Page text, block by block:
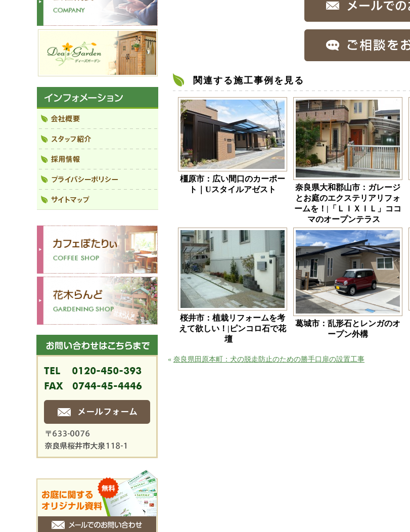
関連する施工事例を見る
橿原市：広い間口のカーポー
ト｜Uスタイルアゼスト
奈良県大和郡山市：ガレージ
とお庭のエクステリアリフォ
ームを！|「ＬＩＸＩＬ」ココ
マのオープンテラス
桜井市：植栽リフォームを考
えて欲しい！|ピンコロ石で花
壇
葛城市：乱形石とレンガのオ
ープン外構
« 奈良県田原本町：犬の脱走防止のための勝手口扉の設置工事